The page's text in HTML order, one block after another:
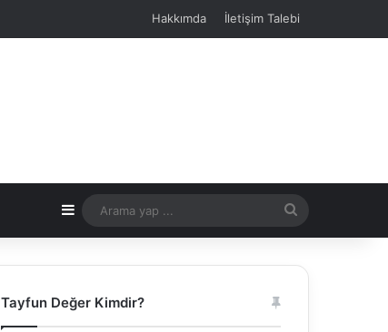
Hakkımda İletişim Talebi
Kenar Bölmesi
yap
Tayfun Değer Kimdir?